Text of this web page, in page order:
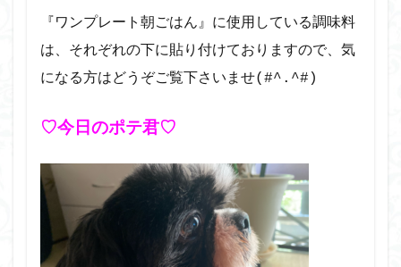
『ワンプレート朝ごはん』に使用している調味料
は、それぞれの下に貼り付けておりますので、気
になる方はどうぞご覧下さいませ(#^.^#)
♡今日のポテ君♡